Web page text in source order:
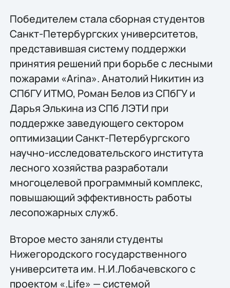
Победителем стала сборная студентов
Санкт-Петербургских университетов,
представившая систему поддержки
принятия решений при борьбе с лесными
пожарами «Arina». Анатолий Никитин из
СПбГУ ИТМО, Роман Белов из СПбГУ и
Дарья Элькина из СПб ЛЭТИ при
поддержке заведующего сектором
оптимизации Санкт-Петербургского
научно-исследовательского института
лесного хозяйства разработали
многоцелевой программный комплекс,
повышающий эффективность работы
лесопожарных служб.
Второе место заняли студенты
Нижегородского государственного
университета им. Н.И.Лобачевского с
проектом «.Life» — системой